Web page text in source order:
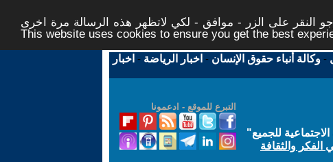
النقر على الزر - موافق - لكي لاتظهر هذه الرسالة مرة اخرى -
This website uses cookies to ensure you get the best
-وكالة أنباء حقوق الإنسان - اخبار الرياضة - اخبار
التبرع للموقع - ادعمونا
للجميع"
الفكر والثقافة